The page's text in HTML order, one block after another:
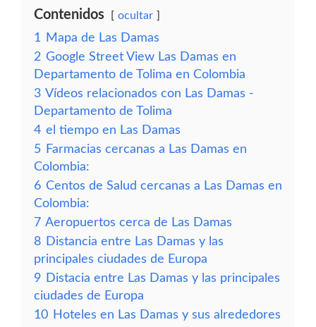
Contenidos ocultar
1
Mapa de Las Damas
2 Google Street View Las Damas en
Departamento de Tolima en Colombia
3 Vídeos relacionados con Las Damas -
Departamento de Tolima
4 el tiempo en Las Damas
5 Farmacias cercanas a Las Damas en
Colombia:
6 Centos de Salud cercanas a Las Damas en
Colombia:
7 Aeropuertos cerca de Las Damas
8 Distancia entre Las Damas y las
principales ciudades de Europa
9 Distacia entre Las Damas y las principales
ciudades de Europa
10 Hoteles en Las Damas y sus alrededores